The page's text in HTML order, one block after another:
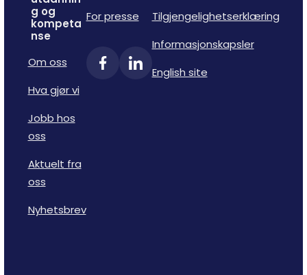
g og
kompeta
nse
Om oss
Hva gjør vi
Jobb hos
oss
Aktuelt fra
oss
Nyhetsbrev
For presse
Tilgjengelighetserklæring
Informasjonskapsler
English site